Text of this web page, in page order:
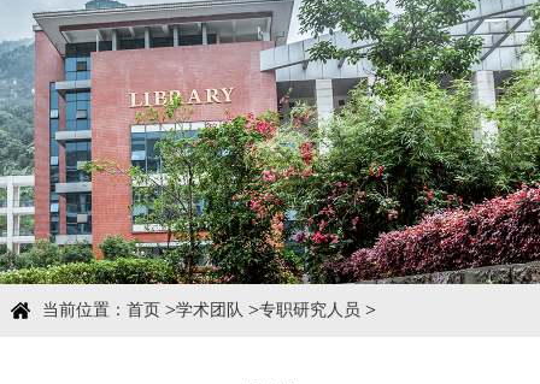
首页
中心概况
科学研究
学术团队
学术交流
当前位置： 首页>学术团队 >专职研究人员 >